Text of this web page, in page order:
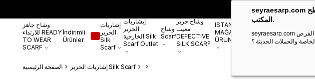
seyraesarp.com يرجى الأضافة الى أشعارات سطح
المكتب.
seyraesarp.com هل ترغب الحصول على المعلومات بخصوص الفرص
الخاصة والحملات الحديثة ؟
الكود:SEYRA10
وشاح جاهز
للارتداء READY
TO WEAR
SCARF
İndirimli
Ürünler
إشاربات
الحرير
Silk
Scarf
إيشاربات
الحرير
الخارجية Silk
Scarf Outlet
وشاح
Scarf
وشاح حرير
معيب
DEFECTIVE
SILK SCARF
ISTANBUL
MAĞAZA
ÜRÜNLERİ
Shawl
مستلزمات
Scarf
Accessory
الصفحة الرئيسية إشاربات الحرير Silk Scarf